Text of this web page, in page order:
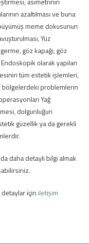
azaltılması ve buna
meme dokusunun
Yüz
göz kapağı, göz
olarak yapılan
tüm estetik işlemleri,
bölgelerdeki problemlerin
Yağ
dolgunluğun
güzellik ya da gerekli
daha detaylı bilgi almak
için iletişim